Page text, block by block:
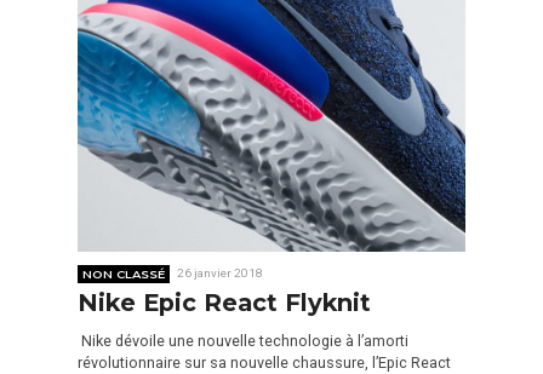
NON CLASSÉ 26 janvier 2018
Nike Epic React Flyknit
Nike dévoile une nouvelle technologie à l’amorti
révolutionnaire sur sa nouvelle chaussure, l’Epic React